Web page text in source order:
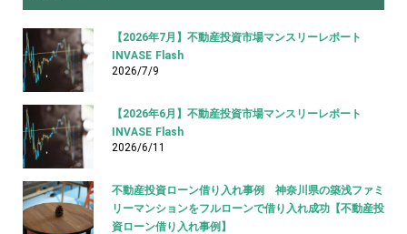
【2026年7月】不動産投資市場マンスリーレポート
INVASE Flash
2026/7/9
【2026年6月】不動産投資市場マンスリーレポート
INVASE Flash
2026/6/11
不動産投資ローン借り入れ事例 神奈川県の築浅ファミ
リーマンションをフルローンで借り入れ成功【不動産投
資ローン借り入れ事例】